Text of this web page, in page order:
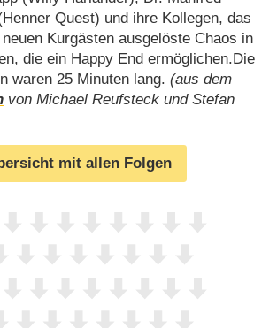
Quest) und ihre Kollegen, das
Kurgästen ausgelöste Chaos in
die ein Happy End ermöglichen.Die
waren 25 Minuten lang. (aus dem
von Michael Reufsteck und Stefan
mit allen Folgen